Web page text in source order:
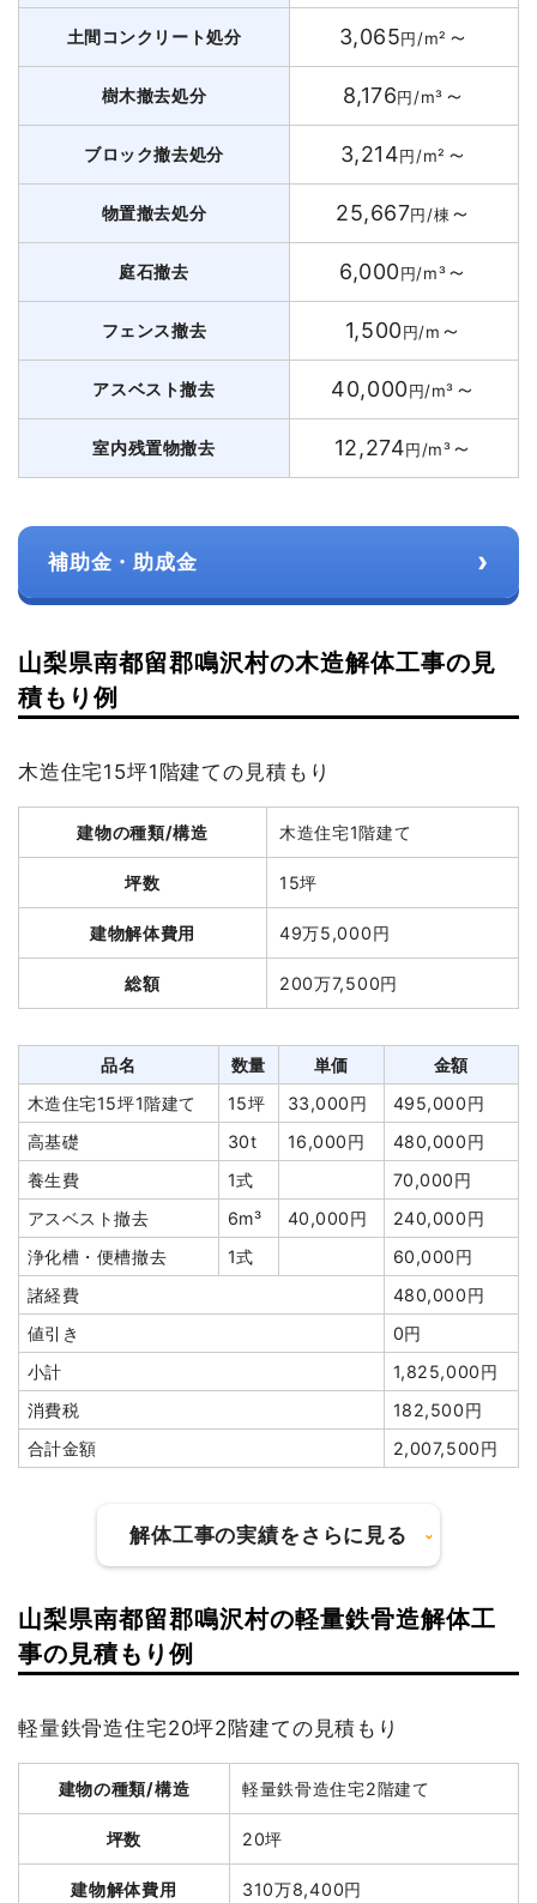
土間コンクリート処分 3,065円/m² ～
樹木撤去処分 8,176円/m³ ～
ブロック撤去処分 3,214円/m² ～
物置撤去処分 25,667円/棟～
庭石撤去 6,000円/m³～
フェンス撤去 1,500円/m ～
アスベスト撤去 40,000円/m³ ～
室内残置物撤去 12,274円/m³～
補助金・助成金 ›
山梨県南都留郡鳴沢村の木造解体工事の見
積もり例
木造住宅15坪1階建ての見積もり
建物の種類/構造 木造住宅1階建て
坪数 15坪
建物解体費用 49万5,000円
総額 200万7,500円
品名 数量 単価
金額
木造住宅15坪1階建て
15坪 33,000円
495,000円
高基礎
30t 16,000円
480,000円
養生費
1式
70,000円
アスベスト撤去
6m³ 40,000円
240,000円
浄化槽・便槽撤去
1式
60,000円
諸経費
480,000円
値引き
0円
小計
1,825,000円
消費税
182,500円
合計金額
2,007,500円
解体工事の実績をさらに見る
建物の種類/構造
建物解体費用 76万円
総額 117万7,000円
山梨県南都留郡鳴沢村の軽量鉄骨造解体工
事の見積もり例
軽量鉄骨造住宅20坪2階建ての見積もり
建物の種類/構造 軽量鉄骨造住宅2階建て
坪数 20坪
建物解体費用 310万8,400円